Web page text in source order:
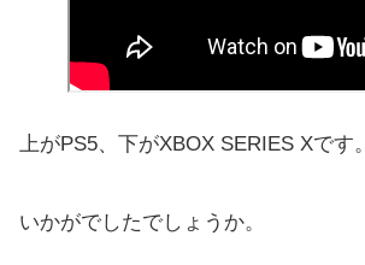
上がPS5、下がXBOX SERIES Xです。
いかがでしたでしょうか。